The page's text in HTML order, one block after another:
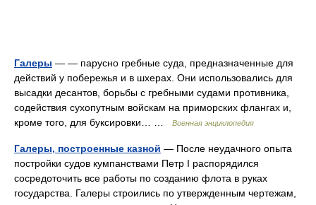
Галеры — — парусно гребные суда, предназначенные для
действий у побережья и в шхерах. Они использовались для
высадки десантов, борьбы с гребными судами противника,
содействия сухопутным войскам на приморских флангах и,
кроме того, для буксировки… …
Военная энциклопедия
Галеры, построенные казной — После неудачного опыта
постройки судов кумпанствами Петр I распорядился
сосредоточить все работы по созданию флота в руках
государства. Галеры строились по утвержденным чертежам,